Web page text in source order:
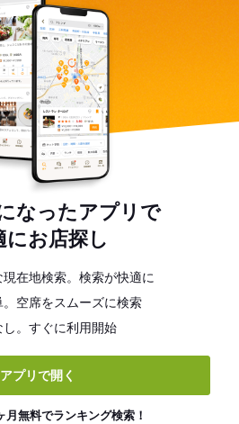
なったアプリで
にお店探し
現在地検索。検索が快適に
。空席をスムーズに検索
し。すぐに利用開始
アプリで開く
月無料でランキング検索！